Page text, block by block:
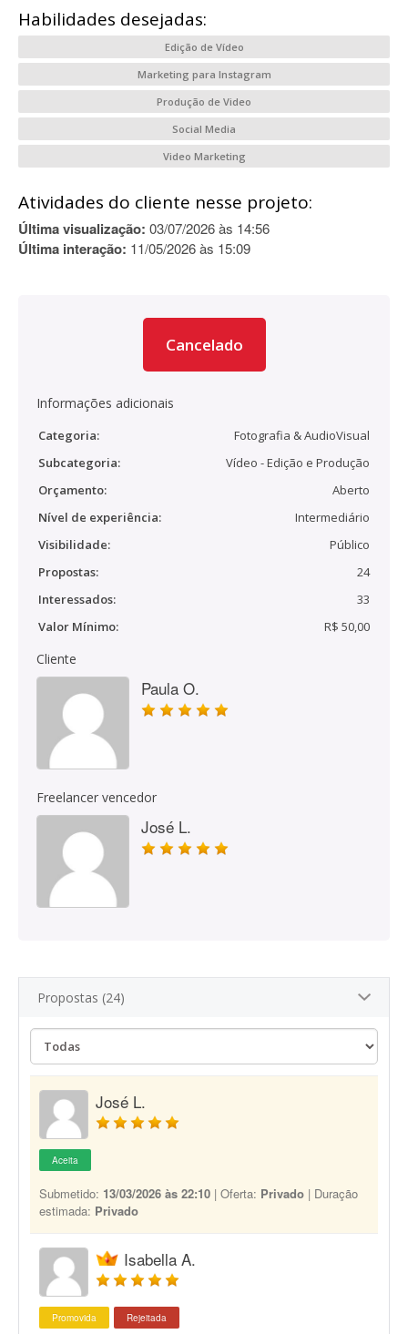
Habilidades desejadas:
Edição de Vídeo
Marketing para Instagram
Produção de Video
Social Media
Video Marketing
Atividades do cliente nesse projeto:
Última visualização: 03/07/2026 às 14:56
Última interação: 11/05/2026 às 15:09
Cancelado
Informações adicionais
Categoria:
Fotografia & AudioVisual
Subcategoria:
Vídeo - Edição e Produção
Orçamento:
Aberto
Nível de experiência:
Intermediário
Visibilidade:
Público
Propostas:
24
Interessados:
33
Valor Mínimo:
R$ 50,00
Cliente
Paula O.
Freelancer vencedor
José L.
Propostas (24)
José L.
Aceita
Submetido: 13/03/2026 às 22:10 | Oferta: Privado | Duração
estimada: Privado
Isabella A.
Promovida Rejeitada